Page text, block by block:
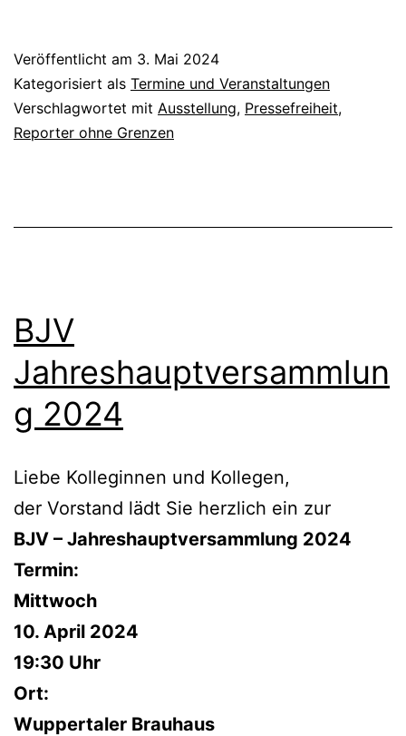
Veröffentlicht am 3. Mai 2024
Kategorisiert als Termine und Veranstaltungen
Verschlagwortet mit Ausstellung, Pressefreiheit,
Reporter ohne Grenzen
BJV
Jahreshauptversammlun
g 2024
Liebe Kolleginnen und Kollegen,
der Vorstand lädt Sie herzlich ein zur
BJV – Jahreshauptversammlung 2024
Termin:
Mittwoch
10. April 2024
19:30 Uhr
Ort:
Wuppertaler Brauhaus